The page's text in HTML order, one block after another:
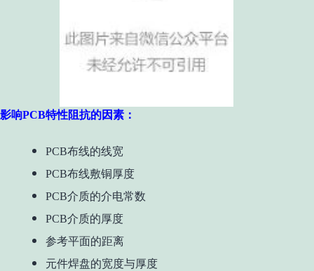
影响PCB特性阻抗的因素：
PCB布线的线宽
PCB布线敷铜厚度
PCB介质的介电常数
PCB介质的厚度
参考平面的距离
元件焊盘的宽度与厚度